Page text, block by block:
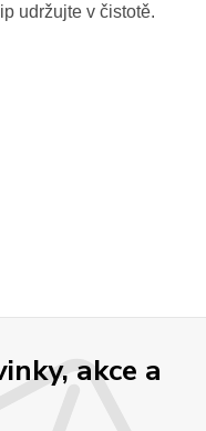
udržujte v čistotě.
akce a